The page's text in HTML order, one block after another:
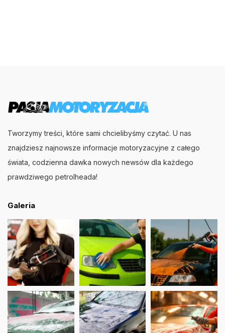
Tworzymy treści, które sami chcielibyśmy czytać. U nas
znajdziesz najnowsze informacje motoryzacyjne z całego
świata, codzienna dawka nowych newsów dla każdego
prawdziwego petrolheada!
Galeria